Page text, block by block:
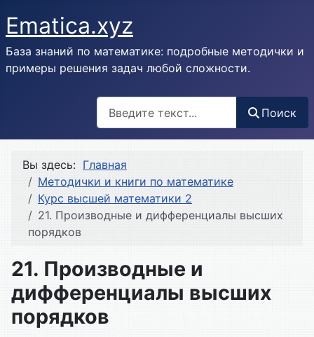
Ematica.xyz
База знаний по математике: подробные методички и
примеры решения задач любой сложности.
Поиск
Вы здесь: Главная
Методички и книги по математике
Курс высшей математики 2
21. Производные и дифференциалы высших
порядков
21. Производные и
дифференциалы высших
порядков